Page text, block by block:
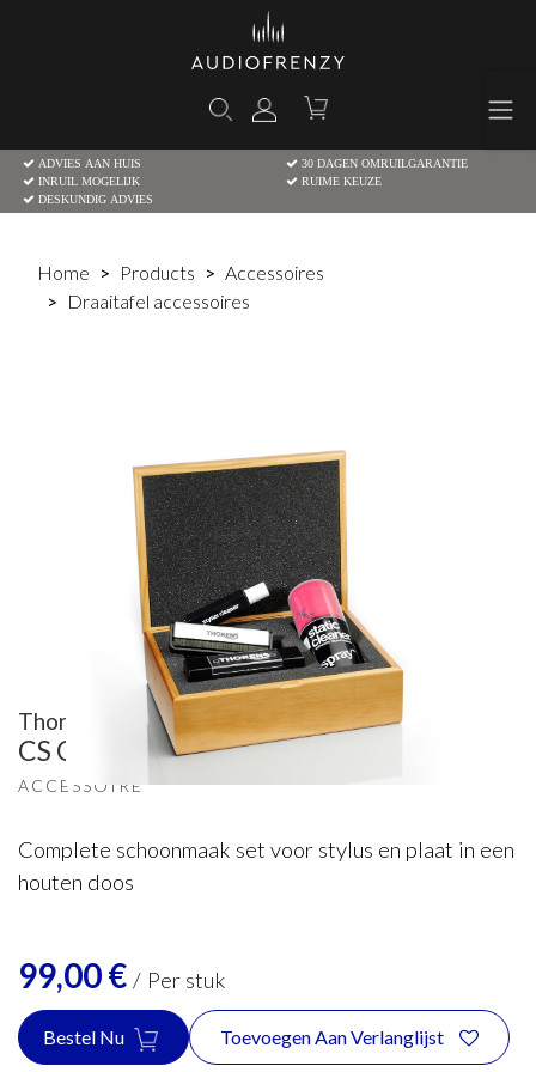
ADVIES AAN HUIS
30 DAGEN OMRUILGARANTIE
INRUIL MOGELIJK
RUIME KEUZE
DESKUNDIG ADVIES
Home Products
Accessoires
Draaitafel accessoires
Thorens
CS Cleaning set voor platenspeler
ACCESSOIRE
Complete schoonmaak set voor stylus en plaat in een
houten doos
99,00€ / Per stuk
Bestel Nu Toevoegen Aan Verlanglijst